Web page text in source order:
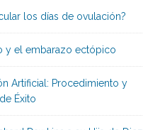
los días de ovulación?
y el embarazo ectópico
Artificial: Procedimiento y
Éxito